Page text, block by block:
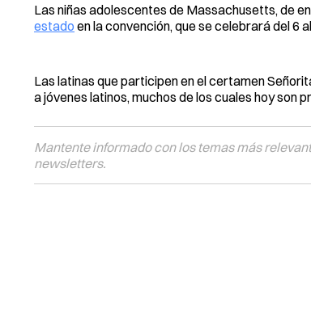
Las niñas adolescentes de Massachusetts, de
estado en la convención, que se celebrará del 6
Las latinas que participen en el certamen
a jóvenes latinos, muchos de los cuales hoy son
Mantente informado con los temas más
newsletters.